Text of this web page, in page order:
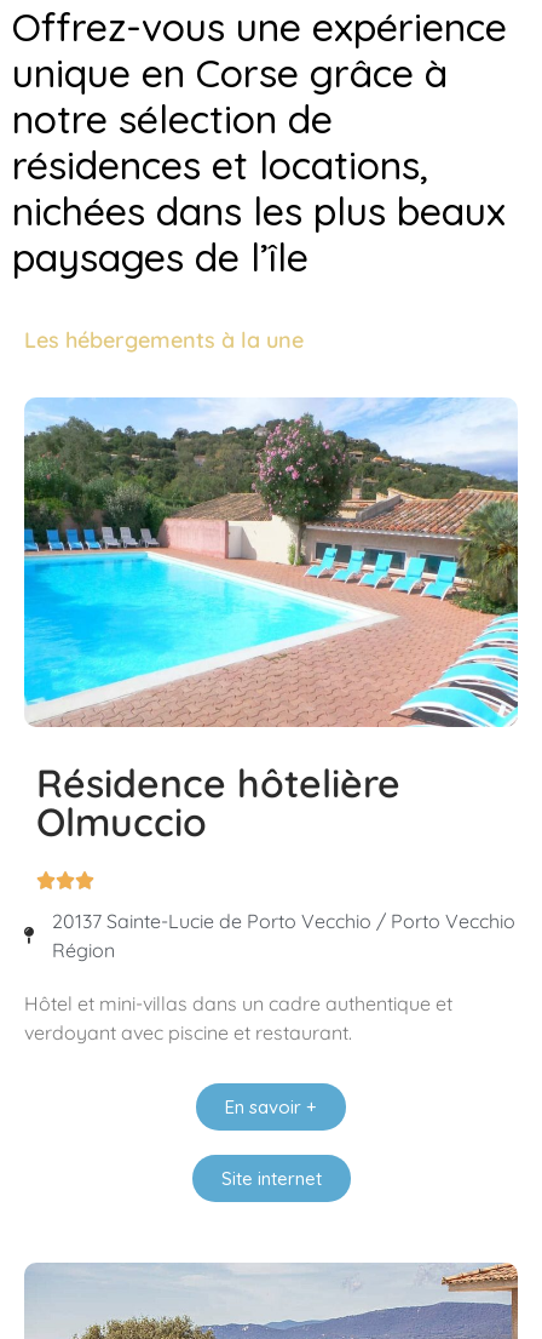
Offrez-vous une expérience
unique en Corse grâce à
notre sélection de
résidences et locations,
nichées dans les plus beaux
paysages de l’île
Les hébergements à la une
Résidence hôtelière
Olmuccio

20137 Sainte-Lucie de Porto Vecchio / Porto Vecchio
Région
Hôtel et mini-villas dans un cadre authentique et
verdoyant avec piscine et restaurant.
En savoir +
Site internet